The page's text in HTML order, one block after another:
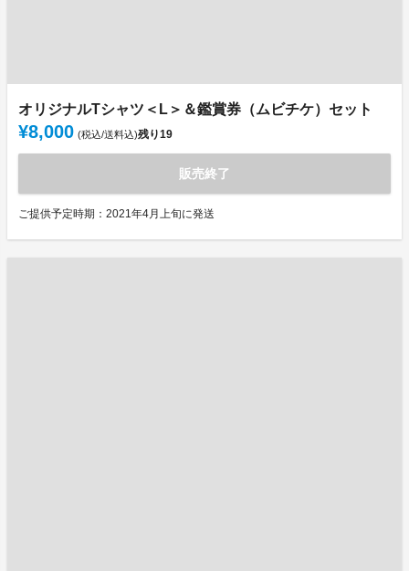
オリジナルTシャツ＜L＞＆鑑賞券（ムビチケ）セット
¥8,000 (税込/送料込)残り19
販売終了
ご提供予定時期：2021年4月上旬に発送